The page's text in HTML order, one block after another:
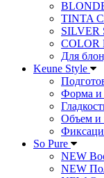
TINTA
SILVER
COLOR
Для
Keune Style
Форма и
Объем и
So Pure
NEW
NEW